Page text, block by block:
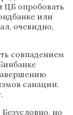
ЦБ опробовать
или
очевидно,
совпадением
санации.
но